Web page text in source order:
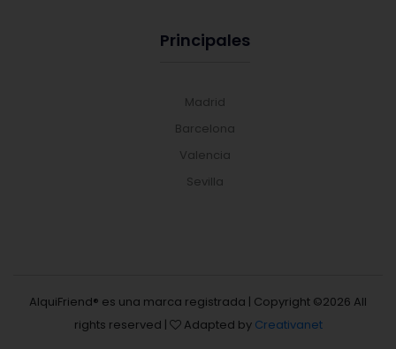
Principales
Madrid
Barcelona
Valencia
Sevilla
AlquiFriend® es una marca registrada | Copyright ©2026 All
rights reserved |
Adapted by Creativanet